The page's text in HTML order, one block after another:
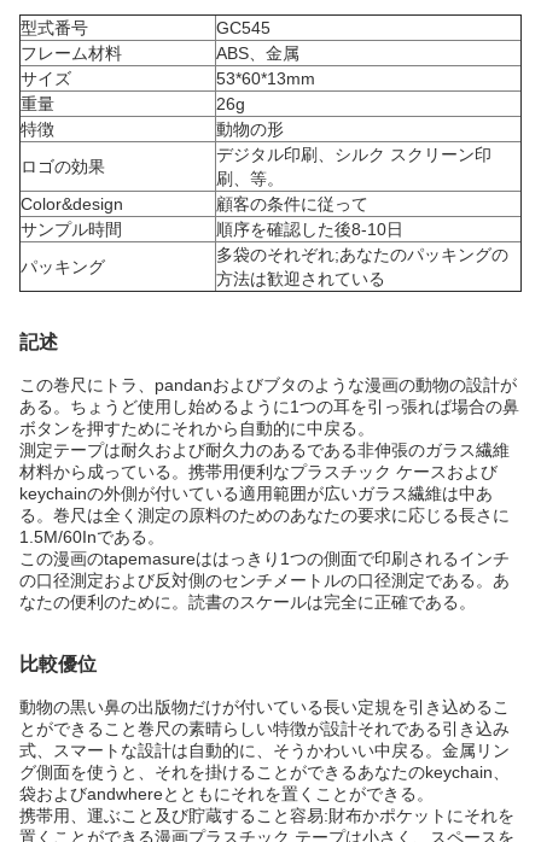
型式番号
GC545
フレーム材料
ABS、金属
サイズ
53*60*13mm
重量
26g
特徴
動物の形
ロゴの効果
デジタル印刷、シルク スクリーン印
刷、等。
Color&design
顧客の条件に従って
サンプル時間
順序を確認した後8-10日
パッキング
多袋のそれぞれ;あなたのパッキングの
方法は歓迎されている
記述
この巻尺にトラ、pandanおよびブタのような漫画の動物の設計が
ある。ちょうど使用し始めるように1つの耳を引っ張れば場合の鼻
ボタンを押すためにそれから自動的に中戻る。
測定テープは耐久および耐久力のあるである非伸張のガラス繊維
材料から成っている。携帯用便利なプラスチック ケースおよび
keychainの外側が付いている適用範囲が広いガラス繊維は中あ
る。巻尺は全く測定の原料のためのあなたの要求に応じる長さに
1.5M/60Inである。
この漫画のtapemasureははっきり1つの側面で印刷されるインチ
の口径測定および反対側のセンチメートルの口径測定である。あ
なたの便利のために。読書のスケールは完全に正確である。
比較優位
動物の黒い鼻の出版物だけが付いている長い定規を引き込めるこ
とができること巻尺の素晴らしい特徴が設計それである引き込み
式、スマートな設計は自動的に、そうかわいい中戻る。金属リン
グ側面を使うと、それを掛けることができるあなたのkeychain、
袋およびandwhereとともにそれを置くことができる。
携帯用、運ぶこと及び貯蔵すること容易:財布かポケットにそれを
置くことができる漫画プラスチック テープは小さく、スペースを